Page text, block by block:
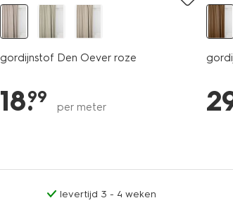
gordijnstof Den Oever roze
18.
99
per meter
levertijd 3 - 4 weken